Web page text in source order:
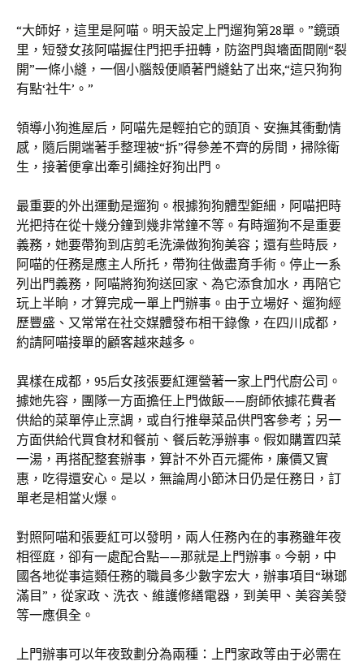
“大師好，這里是阿喵。明天設定上門遛狗第28單。”鏡頭
里，短發女孩阿喵握住門把手扭轉，防盜門與墻面間剛“裂
開”一條小縫，一個小腦殼便順著門縫鉆了出來,“這只狗狗
有點‘社牛’。”
領導小狗進屋后，阿喵先是輕拍它的頭頂、安撫其衝動情
感，隨后開端著手整理被“拆”得參差不齊的房間，掃除衛
生，接著便拿出牽引繩拴好狗出門。
最重要的外出運動是遛狗。根據狗狗體型鉅細，阿喵把時
光把持在從十幾分鐘到幾非常鐘不等。有時遛狗不是重要
義務，她要帶狗到店剪毛洗澡做狗狗美容；還有些時辰，
阿喵的任務是應主人所托，帶狗往做盡育手術。停止一系
列出門義務，阿喵將狗狗送回家、為它添食加水，再陪它
玩上半晌，才算完成一單上門辦事。由于立場好、遛狗經
歷豐盛、又常常在社交媒體發布相干錄像，在四川成都，
約請阿喵接單的顧客越來越多。
異樣在成都，95后女孩張要紅運營著一家上門代廚公司。
據她先容，團隊一方面擔任上門做飯——廚師依據花費者
供給的菜單停止烹調，或自行推舉菜品供門客參考；另一
方面供給代買食材和餐前、餐后乾淨辦事。假如購置四菜
一湯，再搭配整套辦事，算計不外百元擺佈，廉價又實
惠，吃得還安心。是以，無論周小節沐日仍是任務日，訂
單老是相當火爆。
對照阿喵和張要紅可以發明，兩人任務內在的事務雖年夜
相徑庭，卻有一處配合點——那就是上門辦事。今朝，中
國各地從事這類任務的職員多少數字宏大，辦事項目“琳瑯
滿目”，從家政、洗衣、維護修繕電器，到美甲、美容美發
等一應俱全。
上門辦事可以年夜致劃分為兩種：上門家政等由于必需在